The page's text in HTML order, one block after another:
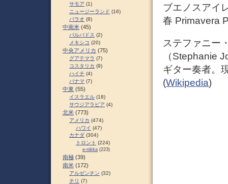
ブエノスアイ
春 Primavera
ステファニー
（Stephanie
ギター奏者。
(Wikipedia)
サモア (1)
ニュージーランド (16)
パラオ (8)
中南米 (45)
バルバドス (2)
メキシコ (20)
中央アメリカ (75)
グアテマラ (7)
コスタリカ (9)
ハイチ (4)
パナマ (7)
中東 (55)
イスラエル (18)
サウジアラビア (4)
北米 (773)
アメリカ (474)
ハワイ (47)
カナダ (304)
トロント (224)
e-nikka (223)
南極 (39)
南米 (172)
アルゼンチン (32)
チリ (7)